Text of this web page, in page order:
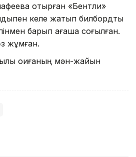
отырған «Бентли»
келе жатып билбордты
барып ағашқа соғылған.
жұмған.
оқиғаның мән-жайын